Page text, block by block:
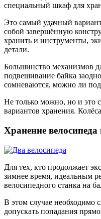
специальный шкаф для
Это самый удачный
собой завершённую
хранить и инструменты,
детали.
Большинство механизмов
подвешивание байка
сомневаются, можно ли
Не только можно, но и это
вариантов хранения.
Хранение велосипеда
Для тех, кто продолжает
зимнее время, идеальным
велосипедного станка на
В этом случае необходимо
допускать попадания